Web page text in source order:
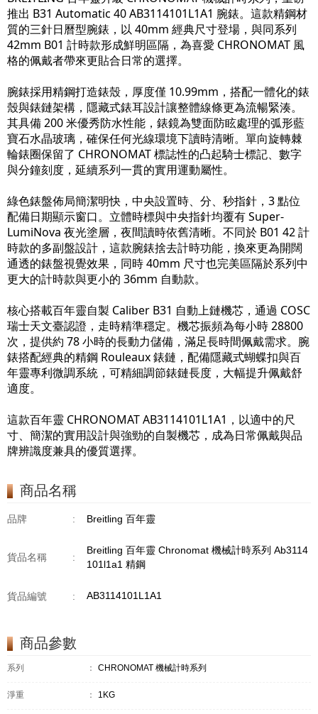
推出 B31 Automatic 40 AB3114101L1A1 腕錶。這款精鋼材
質的三針日曆型腕錶，以 40mm 經典尺寸登場，與同系列
42mm B01 計時款形成鮮明區隔，為喜愛 CHRONOMAT 風
格的佩戴者帶來更貼合日常的選擇。
腕錶採用精鋼打造錶殼，厚度僅 10.99mm，搭配一體化的錶
殼與錶鏈架構，隱藏式錶耳設計讓整體線條更為流暢緊湊。
其具備 200 米優秀防水性能，錶鏡為雙面防眩處理的弧形藍
寶石水晶玻璃，確保任何光線環境下讀時清晰。單向旋轉棘
輪錶圈保留了 CHRONOMAT 標誌性的凸起騎士標記、數字
與分鐘刻度，延續系列一貫的實用運動屬性。
綠色錶盤佈局簡潔明快，中央設置時、分、秒指針，3 點位
配備日期顯示窗口。立體時標與中央指針均覆有 Super-
LumiNova 夜光塗層，夜間讀時依舊清晰。不同於 B01 42 計
時款的多副盤設計，這款腕錶捨去計時功能，換來更為開闊
通透的錶盤視覺效果，同時 40mm 尺寸也完美區隔於系列中
更大的計時款與更小的 36mm 自動款。
核心搭載百年靈自製 Caliber B31 自動上鏈機芯，通過 COSC
瑞士天文臺認證，走時精準穩定。機芯振頻為每小時 28800
次，提供約 78 小時的長動力儲備，滿足長時間佩戴需求。腕
錶搭配經典的精鋼 Rouleaux 錶鏈，配備隱藏式蝴蝶扣與百
年靈專利微調系統，可精細調節錶鏈長度，大幅提升佩戴舒
適度。
這款百年靈 CHRONOMAT AB3114101L1A1，以適中的尺
寸、簡潔的實用設計與強勁的自製機芯，成為日常佩戴與品
牌辨識度兼具的優質選擇。
商品名稱
品牌 : Breitling 百年靈
貨品名稱 :
Breitling 百年靈 Chronomat 機械計時系列 Ab3114
101l1a1 精鋼
貨品編號 : AB3114101L1A1
商品參數
系列 ： CHRONOMAT 機械計時系列
淨重 ： 1KG